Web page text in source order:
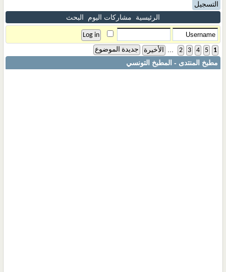
التسجيل
الرئيسية
مشاركات اليوم البحث
1
2 3 4 5 الأخيرة جديدة الموضوع
مطبخ المنتدى - المطبخ التونسي